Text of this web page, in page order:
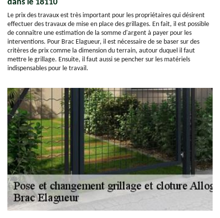
dans le 18110
Le prix des travaux est très important pour les propriétaires qui désirent
effectuer des travaux de mise en place des grillages. En fait, il est possible
de connaître une estimation de la somme d'argent à payer pour les
interventions. Pour Brac Elagueur, il est nécessaire de se baser sur des
critères de prix comme la dimension du terrain, autour duquel il faut
mettre le grillage. Ensuite, il faut aussi se pencher sur les matériels
indispensables pour le travail.